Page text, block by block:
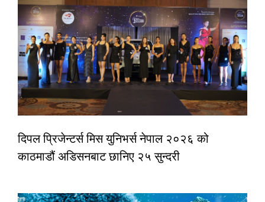
दिपल प्रिजेन्टर्स मिस युनिभर्स नेपाल २०२६ को
काठमाडौं अडिसनबाट छानिए २५ सुन्दरी